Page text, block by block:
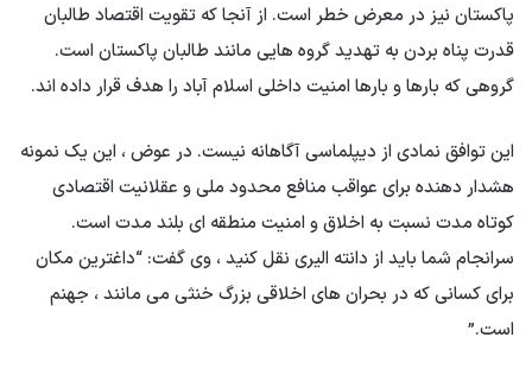
پاکستان نیز در معرض خطر است. از آنجا که تقویت اقتصاد طالبان
قدرت پناه بردن به تهدید گروه هایی مانند طالبان پاکستان است.
گروهی که بارها و بارها امنیت داخلی اسلام آباد را هدف قرار داده اند.
این توافق نمادی از دیپلماسی آگاهانه نیست. در عوض ، این یک نمونه
هشدار دهنده برای عواقب منافع محدود ملی و عقلانیت اقتصادی
کوتاه مدت نسبت به اخلاق و امنیت منطقه ای بلند مدت است.
سرانجام شما باید از دانته الیری نقل کنید ، وی گفت: “داغترین مکان
برای کسانی که در بحران های اخلاقی بزرگ خنثی می مانند ، جهنم
است.”